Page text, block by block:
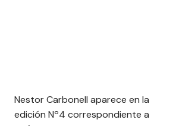
Nestor Carbonell aparece en la
edición Nº4 correspondiente a